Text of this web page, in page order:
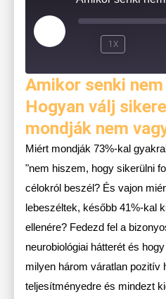
1X
Amikor senki
Hogyan válj
mondják nem
Miért mondják 73%-kal
"nem hiszem, hogy sikerülni
célokról beszél? És vajon
lebeszéltek, később 41%-kal
ellenére? Fedezd fel a
neurobiológiai hátterét és
milyen három váratlan pozitív
teljesítményedre és mindezt